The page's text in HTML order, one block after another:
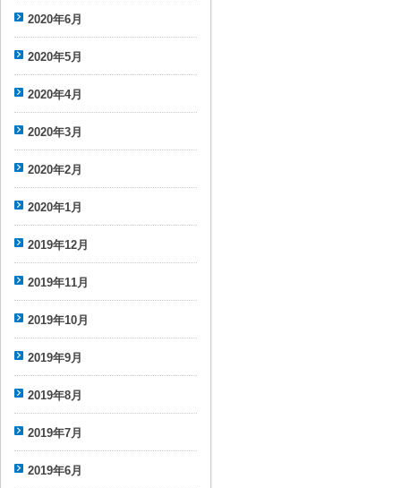
2020年6月
2020年5月
2020年4月
2020年3月
2020年2月
2020年1月
2019年12月
2019年11月
2019年10月
2019年9月
2019年8月
2019年7月
2019年6月